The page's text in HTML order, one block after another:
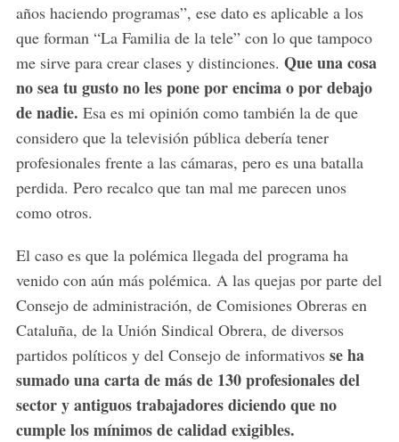
años haciendo programas”, ese dato es aplicable a los
que forman “La Familia de la tele” con lo que tampoco
me sirve para crear clases y distinciones. Que una cosa
no sea tu gusto no les pone por encima o por debajo
de nadie. Esa es mi opinión como también la de que
considero que la televisión pública debería tener
profesionales frente a las cámaras, pero es una batalla
perdida. Pero recalco que tan mal me parecen unos
como otros.
El caso es que la polémica llegada del programa ha
venido con aún más polémica. A las quejas por parte del
Consejo de administración, de Comisiones Obreras en
Cataluña, de la Unión Sindical Obrera, de diversos
partidos políticos y del Consejo de informativosse ha
sumado una carta de más de 130 profesionales del
sector y antiguos trabajadores diciendo que no
cumple los mínimos de calidad exigibles.